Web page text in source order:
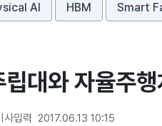
AI HBM Smart
대와 자율주
사입력 2017.06.13 10:15